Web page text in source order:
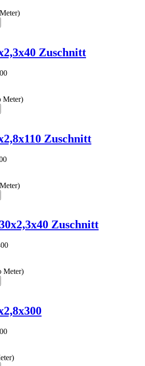
Zuschnitt
Meter)
Zuschnitt
Zuschnitt
Meter)